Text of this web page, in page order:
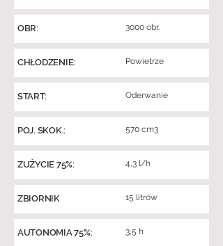
OBR: 3000 obr.
CHŁODZENIE: Powietrze
START: Oderwanie
POJ. SKOK.: 570 cm3
ZUŻYCIE 75%: 4,3 l/h
ZBIORNIK 15 litrów
AUTONOMIA 75%: 3,5 h